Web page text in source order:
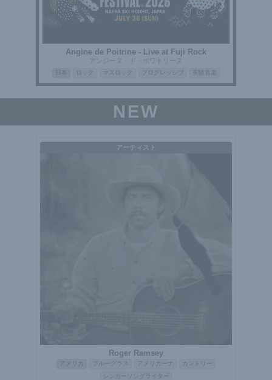
Angine de Poitrine - Live at Fuji Rock
アンジーヌ・ド・ポワトリーヌ
ロック マスロック プログレッシブ 実験音楽
NEW
アーティスト
Roger Ramsey
アメリカ ブルーグラス アメリカーナ
カントリー
シンガーソングライター